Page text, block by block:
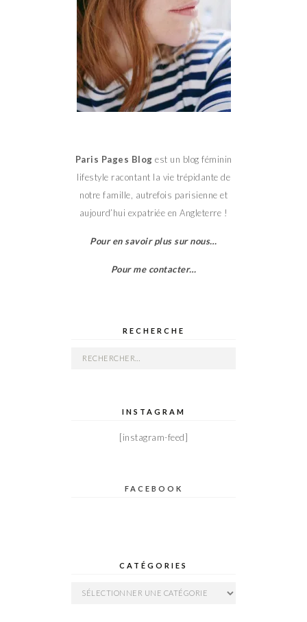
Paris Pages Blog est un blog féminin
lifestyle racontant la vie trépidante de
notre famille, autrefois parisienne et
aujourd’hui expatriée en Angleterre !
Pour en savoir plus sur nous…
Pour me contacter…
RECHERCHE
Rechercher :
INSTAGRAM
[instagram-feed]
FACEBOOK
CATÉGORIES
Catégories